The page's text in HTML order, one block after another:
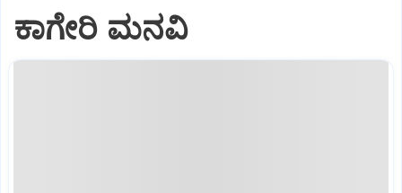
ಕಾಗೇರಿ ಮನವಿ